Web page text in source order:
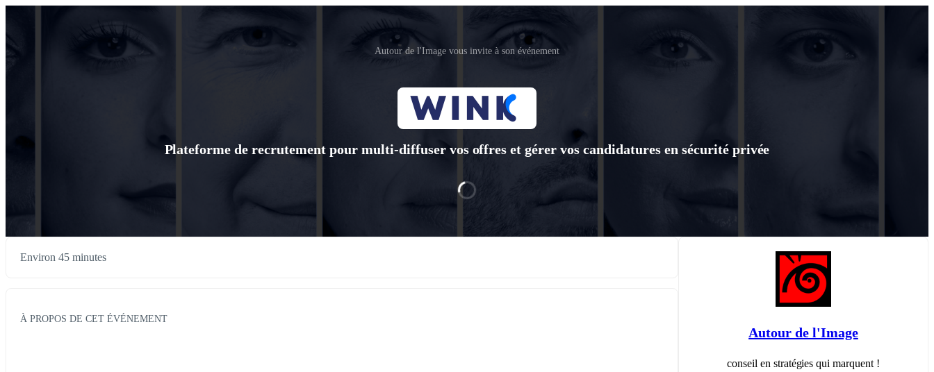
Autour de l'Image vous invite à son événement
Plateforme de recrutement pour multi-diffuser vos offres et gérer vos candidatures en sécurité privée
Environ 45 minutes
À PROPOS DE CET ÉVÉNEMENT
Autour de l'Image
conseil en stratégies qui marquent !